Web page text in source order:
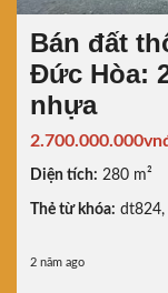
Bán đất
Đức Hòa:
nhựa
Diện tích: 280 m²
Thẻ từ khóa: dt824,
2 năm ago